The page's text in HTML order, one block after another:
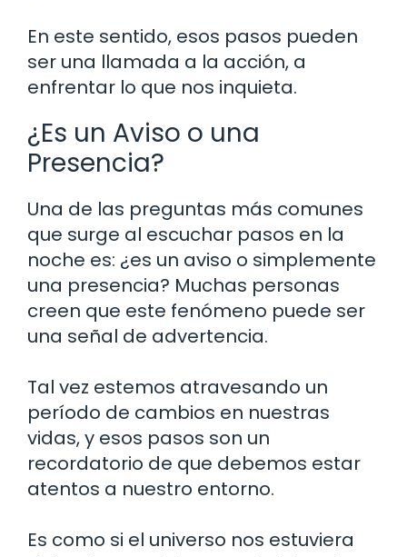
En este sentido, esos pasos pueden
ser una llamada a la acción, a
enfrentar lo que nos inquieta.
¿Es un Aviso o una
Presencia?
Una de las preguntas más comunes
que surge al escuchar pasos en la
noche es: ¿es un aviso o simplemente
una presencia? Muchas personas
creen que este fenómeno puede ser
una señal de advertencia.
Tal vez estemos atravesando un
período de cambios en nuestras
vidas, y esos pasos son un
recordatorio de que debemos estar
atentos a nuestro entorno.
Es como si el universo nos estuviera